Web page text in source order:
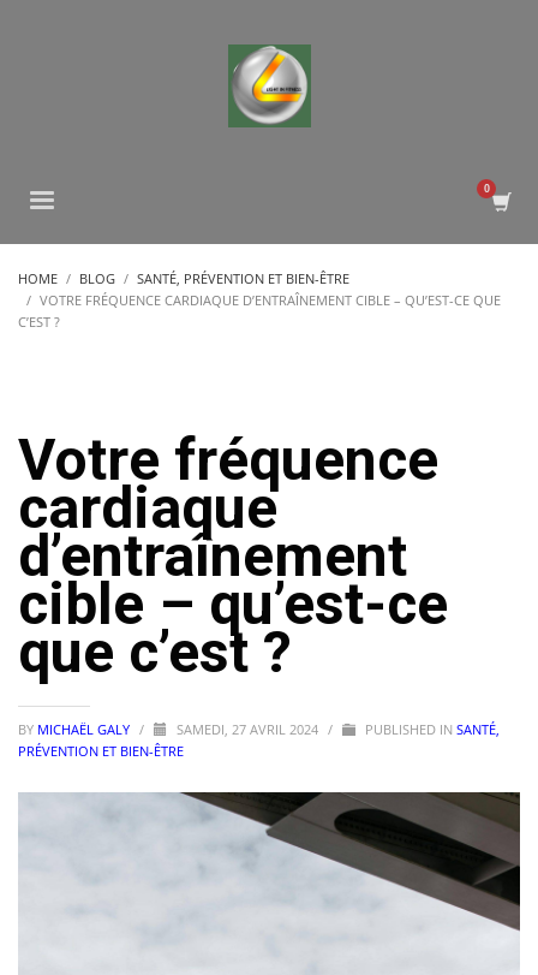
HOME BLOG
SANTÉ, PRÉVENTION ET BIEN-ÊTRE
VOTRE FRÉQUENCE CARDIAQUE D’ENTRAÎNEMENT CIBLE – QU’EST-CE QUE
C’EST ?
Votre fréquence
cardiaque
d’entraînement
cible – qu’est-ce
que c’est ?
BY MICHAËL GALY / SAMEDI, 27 AVRIL 2024 / PUBLISHED IN SANTÉ,
PRÉVENTION ET BIEN-ÊTRE